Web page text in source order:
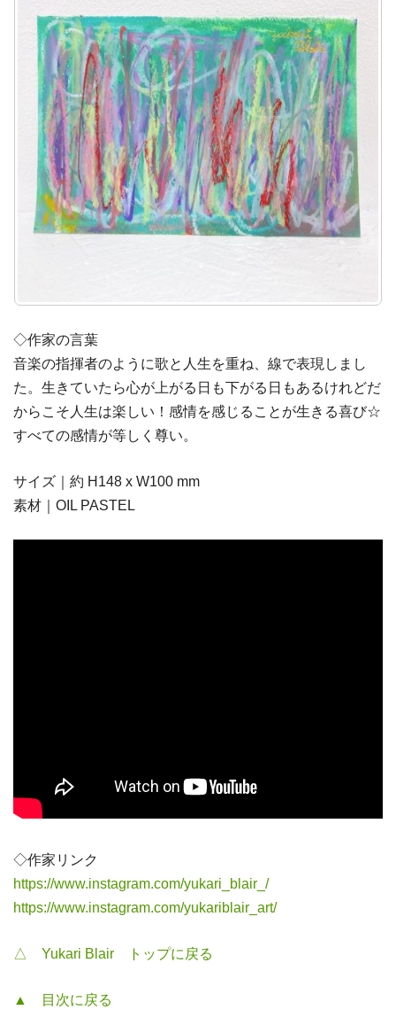
◇作家の言葉
音楽の指揮者のように歌と人生を重ね、線で表現しまし
た。生きていたら心が上がる日も下がる日もあるけれどだ
からこそ人生は楽しい！感情を感じることが生きる喜び☆
すべての感情が等しく尊い。
サイズ｜約 H148 x W100 mm
素材｜OIL PASTEL
◇作家リンク
https://www.instagram.com/yukari_blair_/
https://www.instagram.com/yukariblair_art/
△ Yukari Blair トップに戻る
▲ 目次に戻る